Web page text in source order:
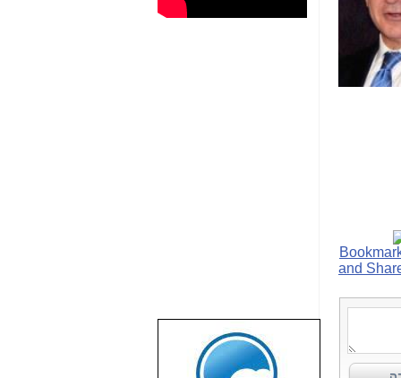
שבוע טוב לכל
הגולשים באשר